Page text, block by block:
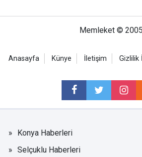
Memleket © 2005
Anasayfa Künye İletişim Gizlilik
Konya Haberleri
Selçuklu Haberleri